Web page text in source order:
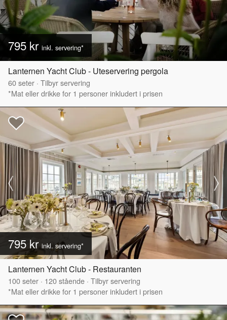
795 kr inkl. servering*
Lanternen Yacht Club - Uteservering pergola
60seter · Tilbyr servering
*Mat eller drikke for 1 personer inkludert i prisen
795 kr inkl. servering*
Lanternen Yacht Club - Restauranten
100seter · 120stående · Tilbyr servering
*Mat eller drikke for 1 personer inkludert i prisen